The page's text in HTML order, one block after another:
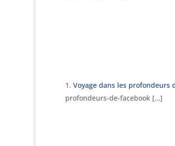
Voyage dans les profondeurs
profondeurs-de-facebook […]